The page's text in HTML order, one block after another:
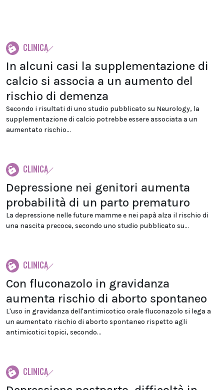
CLINICA
In alcuni casi la supplementazione di
calcio si associa a un aumento del
rischio di demenza
Secondo i risultati di uno studio pubblicato su Neurology, la
supplementazione di calcio potrebbe essere associata a un
aumentato rischio...
CLINICA
Depressione nei genitori aumenta
probabilità di un parto prematuro
La depressione nelle future mamme e nei papà alza il rischio di
una nascita precoce, secondo uno studio pubblicato su...
CLINICA
Con fluconazolo in gravidanza
aumenta rischio di aborto spontaneo
L'uso in gravidanza dell'antimicotico orale fluconazolo si lega a
un aumentato rischio di aborto spontaneo rispetto agli
antimicotici topici, secondo...
CLINICA